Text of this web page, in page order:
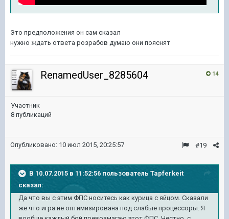
Это предположения он сам сказал
нужно ждать ответа розрабов думаю они пояснят
14
RenamedUser_8285604
Участник
8 публикаций
#19
Опубликовано: 10 июл 2015, 20:25:57
В 10.07.2015 в 11:52:56 пользователь Tapferkeit
сказал:
Да что вы с этим ФПС носитесь как курица с яйцом. Сказали
же что игра не оптимизирована под слабые процессоры. Я